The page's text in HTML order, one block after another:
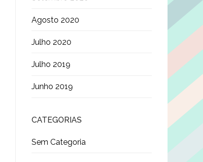
Agosto 2020
Julho 2020
Julho 2019
Junho 2019
CATEGORIAS
Sem Categoria